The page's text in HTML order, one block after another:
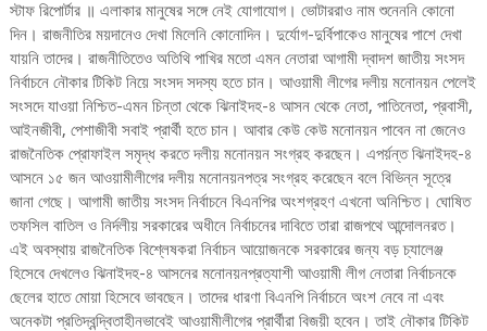
স্টাফ রিপোর্টার ॥ এলাকার মানুষের সঙ্গে নেই যোগাযোগ। ভোটাররাও নাম শুনেননি কোনো
দিন। রাজনীতির ময়দানেও দেখা মিলেনি কোনোদিন। দুর্যোগ-দুর্বিপাকেও মানুষের পাশে দেখা
যায়নি তাদের। রাজনীতিতেও অতিথি পাখির মতো এমন নেতারা আগামী দ্বাদশ জাতীয় সংসদ
নির্বাচনে নৌকার টিকিট নিয়ে সংসদ সদস্য হতে চান। আওয়ামী লীগের দলীয় মনোনয়ন পেলেই
সংসদে যাওয়া নিশ্চিত-এমন চিন্তা থেকে ঝিনাইদহ-৪ আসন থেকে নেতা, পাতিনেতা, প্রবাসী,
আইনজীবী, পেশাজীবী সবাই প্রার্থী হতে চান। আবার কেউ কেউ মনোনয়ন পাবেন না জেনেও
রাজনৈতিক প্রোফাইল সমৃদ্ধ করতে দলীয় মনোনয়ন সংগ্রহ করছেন। এপর্য়ন্ত ঝিনাইদহ-৪
আসনে ১৫ জন আওয়ামীলীগের দলীয় মনোনয়নপত্র সংগ্রহ করেছেন বলে বিভিন্ন সূত্রে
জানা গেছে। আগামী জাতীয় সংসদ নির্বাচনে বিএনপির অংশগ্রহণ এখনো অনিশ্চিত। ঘোষিত
তফসিল বাতিল ও নির্দলীয় সরকারের অধীনে নির্বাচনের দাবিতে তারা রাজপথে আন্দোলনরত।
এই অবস্থায় রাজনৈতিক বিশ্লেষকরা নির্বাচন আয়োজনকে সরকারের জন্য বড় চ্যালেঞ্জ
হিসেবে দেখলেও ঝিনাইদহ-৪ আসনের মনোনয়নপ্রত্যাশী আওয়ামী লীগ নেতারা নির্বাচনকে
ছেলের হাতে মোয়া হিসেবে ভাবছেন। তাদের ধারণা বিএনপি নির্বাচনে অংশ নেবে না এবং
অনেকটা প্রতিদ্বন্দ্বিতাহীনভাবেই আওয়ামীলীগের প্রার্থীরা বিজয়ী হবেন। তাই নৌকার টিকিট